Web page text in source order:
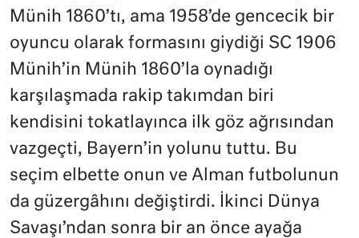
Münih 1860’tı, ama 1958’de gencecik bir
oyuncu olarak formasını giydiği SC 1906
Münih’in Münih 1860’la oynadığı
karşılaşmada rakip takımdan biri
kendisini tokatlayınca ilk göz ağrısından
vazgeçti, Bayern’in yolunu tuttu. Bu
seçim elbette onun ve Alman futbolunun
da güzergâhını değiştirdi. İkinci Dünya
Savaşı’ndan sonra bir an önce ayağa